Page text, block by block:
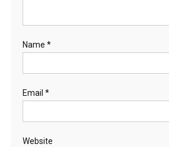
Name *
Email *
Website